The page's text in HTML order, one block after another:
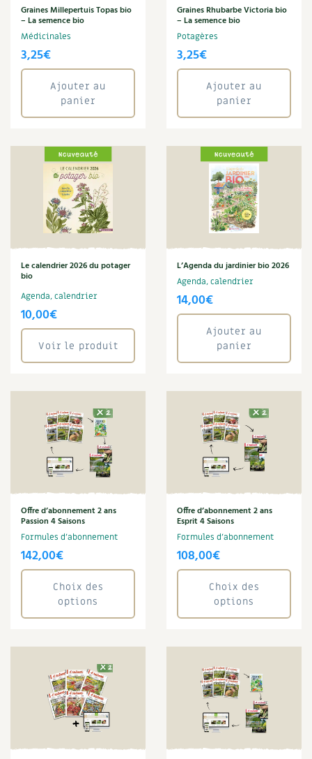
Graines Millepertuis Topas bio
– La semence bio
Médicinales
3,25€
Ajouter au
panier
Graines Rhubarbe Victoria bio
– La semence bio
Potagères
3,25€
Ajouter au
panier
Le calendrier 2026 du potager
bio
Agenda, calendrier
10,00€
Voir le produit
L’Agenda du jardinier bio 2026
Agenda, calendrier
14,00€
Ajouter au
panier
Offre d’abonnement 2 ans
Passion 4 Saisons
Formules d'abonnement
142,00€
Choix des
options
Offre d’abonnement 2 ans
Esprit 4 Saisons
Formules d'abonnement
108,00€
Choix des
options